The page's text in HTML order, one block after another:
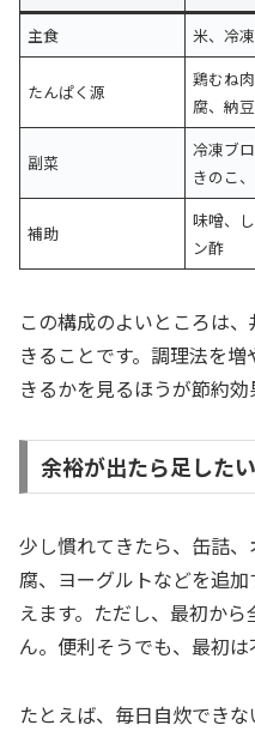
主食
米、冷
たんぱく源
鶏むね
腐、納豆
副菜
冷凍ブ
きのこ
補助
味噌、
ン酢
この構成のよいところは
きることです。調理法を
きるかを見るほうが節約効
余裕が出たら足した
少し慣れてきたら、缶詰
腐、ヨーグルトなどを追
えます。ただし、最初か
ん。便利そうでも、最初は
たとえば、毎日自炊でき